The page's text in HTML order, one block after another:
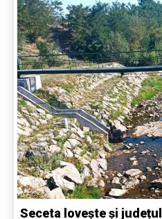
Seceta lovește și